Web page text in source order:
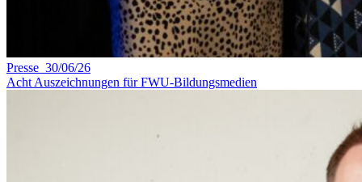
Presse 30/06/26
Acht Auszeichnungen für FWU-Bildungsmedien